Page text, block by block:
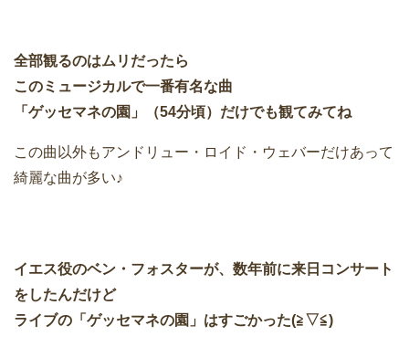
全部観るのはムリだったら
このミュージカルで一番有名な曲
「ゲッセマネの園」（54分頃）だけでも観てみてね
この曲以外もアンドリュー・ロイド・ウェバーだけあって
綺麗な曲が多い♪
イエス役のベン・フォスターが、数年前に来日コンサート
をしたんだけど
ライブの「ゲッセマネの園」はすごかった(≧▽≦)